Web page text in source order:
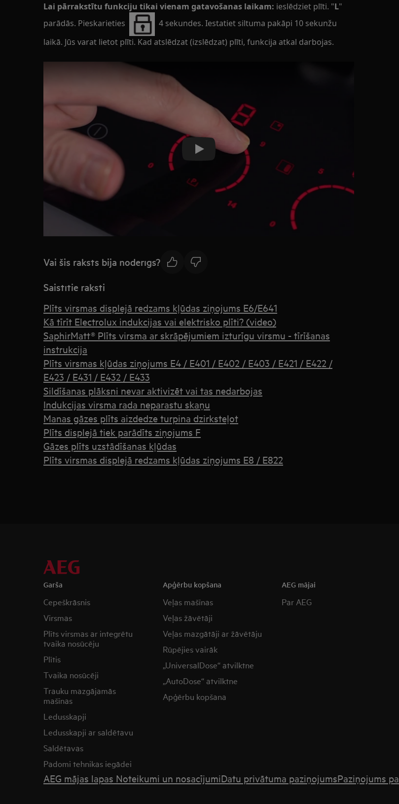
Lai pārrakstītu funkciju tikai vienam gatavošanas laikam: ieslēdziet plīti. "L"
parādās. Pieskarieties
4 sekundes. Iestatiet siltuma pakāpi 10 sekunžu
laikā. Jūs varat lietot plīti. Kad atslēdzat (izslēdzat) plīti, funkcija atkal darbojas.
Play
Vai šis raksts bija noderīgs?
Saistītie raksti
Plīts virsmas displejā redzams kļūdas ziņojums E6/E641
Kā tīrīt Electrolux indukcijas vai elektrisko plīti? (video)
SaphirMatt® Plīts virsma ar skrāpējumiem izturīgu virsmu - tīrīšanas
instrukcija
Plīts virsmas kļūdas ziņojums E4 / E401 / E402 / E403 / E421 / E422 /
E423 / E431 / E432 / E433
Sildīšanas plāksni nevar aktivizēt vai tas nedarbojas
Indukcijas virsma rada neparastu skaņu
Manas gāzes plīts aizdedze turpina dzirksteļot
Plīts displejā tiek parādīts ziņojums F
Gāzes plīts uzstādīšanas kļūdas
Plīts virsmas displejā redzams kļūdas ziņojums E8 / E822
Garša
Cepeškrāsnis
Virsmas
Plīts virsmas ar integrētu
tvaika nosūcēju
Plītis
Tvaika nosūcēji
Trauku mazgājamās
mašīnas
Ledusskapji
Ledusskapji ar saldētavu
Saldētavas
Padomi tehnikas iegādei
Apģērbu kopšana
Veļas mašīnas
Veļas žāvētāji
Veļas mazgātāji ar žāvētāju
Rūpējies vairāk
„UniversalDose“ atvilktne
„AutoDose“ atvilktne
Apģērbu kopšana
AEG mājai
Par AEG
AEG mājas lapas Noteikumi un nosacījumiDatu privātuma paziņojumsPaziņojums